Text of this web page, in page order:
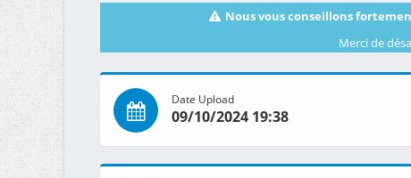
Nous vous conseillons
Merci de
Date Upload
09/10/2024 19:38